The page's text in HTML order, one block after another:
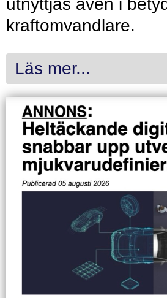
utnyttjas även i
kraftomvandlare.
Läs mer...